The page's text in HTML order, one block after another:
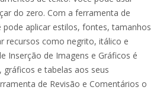
do zero. Com a ferramenta de
aplicar estilos, fontes, tamanhos
recursos como negrito, itálico e
Inserção de Imagens e Gráficos é
gráficos e tabelas aos seus
de Revisão e Comentários o